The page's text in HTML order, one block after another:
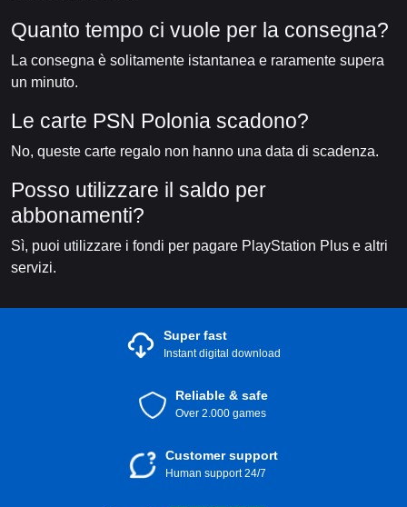
Quanto tempo ci vuole per la consegna?
La consegna è solitamente istantanea e raramente supera
un minuto.
Le carte PSN Polonia scadono?
No, queste carte regalo non hanno una data di scadenza.
Posso utilizzare il saldo per
abbonamenti?
Sì, puoi utilizzare i fondi per pagare PlayStation Plus e altri
servizi.
Super fast
Instant digital download
Reliable & safe
Over 2.000 games
Customer support
Human support 24/7